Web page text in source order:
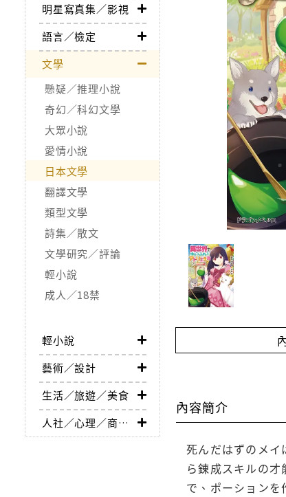
明星寫真集／影視
語言／檢定
文學
懸疑／推理小說
奇幻／科幻文學
大眾小說
愛情小說
日本文學
翻譯文學
類型文學
詩集／散文
文學研究／評論
輕小說
成人／18禁
輕小說
藝術／設計
生活／旅遊／美食
人社／心理／商業／其他
內容簡介
死んだはずのメ
ら錬成スキルの
で、ポーション